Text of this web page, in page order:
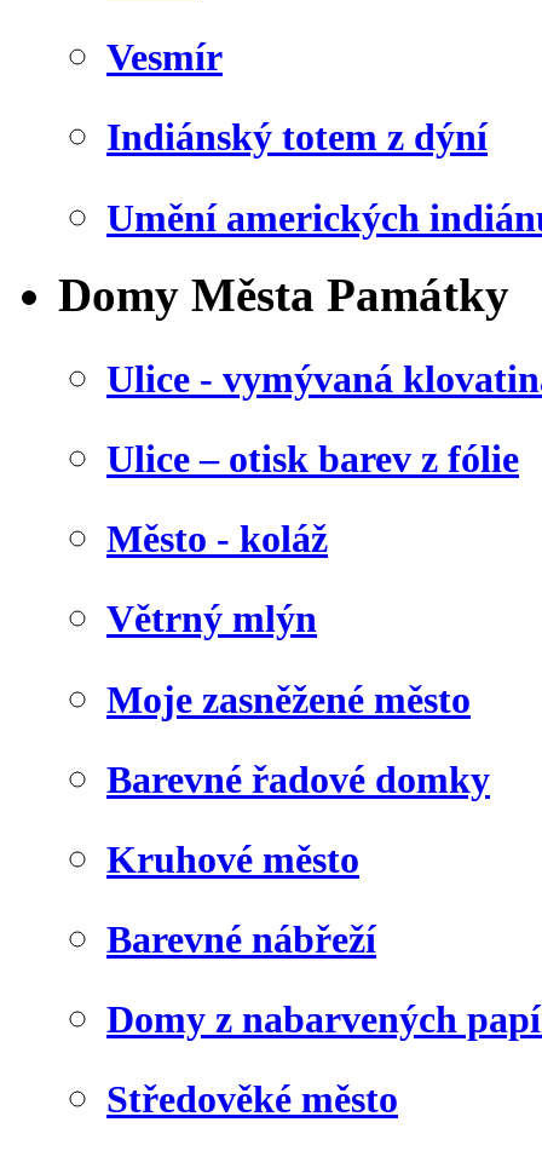
Vesmír
Indiánský totem z dýní
Umění amerických
Domy Města Památky
Ulice - vymývaná
Ulice – otisk barev z fólie
Město - koláž
Větrný mlýn
Moje zasněžené město
Barevné řadové domky
Kruhové město
Barevné nábřeží
Domy z nabarvených
Středověké město